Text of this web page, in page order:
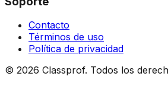
Contacto
Términos de uso
Política de privacidad
© 2026 Classprof. Todos los